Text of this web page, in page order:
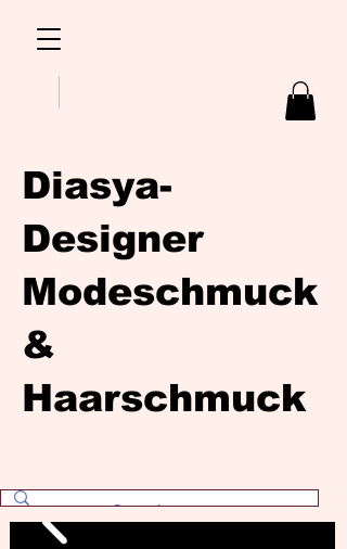
Diasya-
Designer
Modeschmuck
&
Haarschmuck